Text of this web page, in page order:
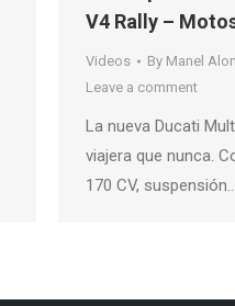
V4 Rally –
Videos By Manel
Leave a comment
La nueva Ducati
viajera que nunca.
170 CV, suspensión…